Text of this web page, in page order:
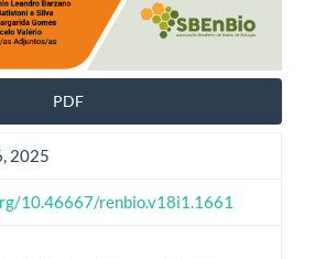
PDF
2025
10.46667/renbio.v18i1.1661